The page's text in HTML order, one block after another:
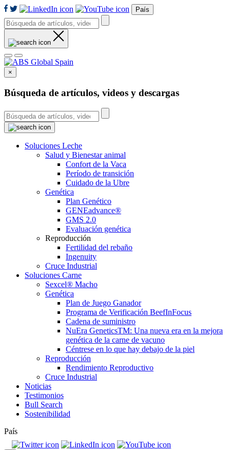
País
×
Búsqueda de artículos, videos y descargas
Soluciones Leche
Salud y Bienestar animal
Confort de la Vaca
Período de transición
Cuidado de la Ubre
Genética
Plan Genético
GENEadvance®
GMS 2.0
Evaluación genética
Reproducción
Fertilidad del rebaño
Ingenuity
Cruce Industrial
Soluciones Carne
Sexcel® Macho
Genética
Plan de Juego Ganador
Programa de Verificación BeefInFocus
Cadena de suministro
NuEra GeneticsTM: Una nueva era en la mejora
genética de la carne de vacuno
Céntrese en lo que hay debajo de la piel
Reproducción
Rendimiento Reproductivo
Cruce Industrial
Noticias
Testimonios
Bull Search
Sostenibilidad
País